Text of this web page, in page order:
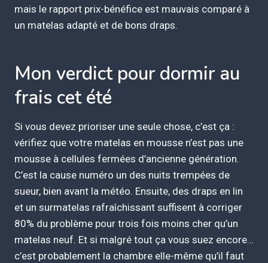
mais le rapport prix-bénéfice est mauvais comparé à
un matelas adapté et de bons draps.
Mon verdict pour dormir au
frais cet été
Si vous devez prioriser une seule chose, c’est ça :
vérifiez que votre matelas en mousse n’est pas une
mousse à cellules fermées d’ancienne génération.
C’est la cause numéro un des nuits trempées de
sueur, bien avant la météo. Ensuite, des draps en lin
et un surmatelas rafraîchissant suffisent à corriger
80% du problème pour trois fois moins cher qu’un
matelas neuf. Et si malgré tout ça vous suez encore…
c’est probablement la chambre elle-même qu’il faut